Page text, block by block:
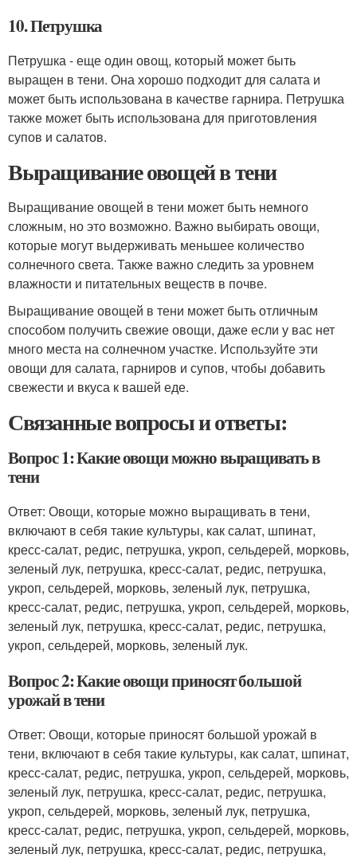
10. Петрушка
Петрушка - еще один овощ, который может быть
выращен в тени. Она хорошо подходит для салата и
может быть использована в качестве гарнира. Петрушка
также может быть использована для приготовления
супов и салатов.
Выращивание овощей в тени
Выращивание овощей в тени может быть немного
сложным, но это возможно. Важно выбирать овощи,
которые могут выдерживать меньшее количество
солнечного света. Также важно следить за уровнем
влажности и питательных веществ в почве.
Выращивание овощей в тени может быть отличным
способом получить свежие овощи, даже если у вас нет
много места на солнечном участке. Используйте эти
овощи для салата, гарниров и супов, чтобы добавить
свежести и вкуса к вашей еде.
Связанные вопросы и ответы:
Вопрос 1: Какие овощи можно выращивать в
тени
Ответ: Овощи, которые можно выращивать в тени,
включают в себя такие культуры, как салат, шпинат,
кресс-салат, редис, петрушка, укроп, сельдерей, морковь,
зеленый лук, петрушка, кресс-салат, редис, петрушка,
укроп, сельдерей, морковь, зеленый лук, петрушка,
кресс-салат, редис, петрушка, укроп, сельдерей, морковь,
зеленый лук, петрушка, кресс-салат, редис, петрушка,
укроп, сельдерей, морковь, зеленый лук.
Вопрос 2: Какие овощи приносят большой
урожай в тени
Ответ: Овощи, которые приносят большой урожай в
тени, включают в себя такие культуры, как салат, шпинат,
кресс-салат, редис, петрушка, укроп, сельдерей, морковь,
зеленый лук, петрушка, кресс-салат, редис, петрушка,
укроп, сельдерей, морковь, зеленый лук, петрушка,
кресс-салат, редис, петрушка, укроп, сельдерей, морковь,
зеленый лук, петрушка, кресс-салат, редис, петрушка,